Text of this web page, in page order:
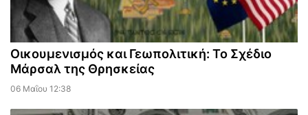
Οικουμενισμός και Γεωπολιτική: Το Σχέδιο
Μάρσαλ της Θρησκείας
06 Μαΐου 12:38